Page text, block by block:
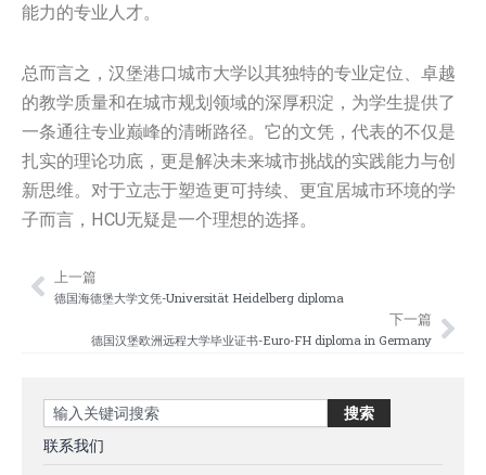
能力的专业人才。
总而言之，汉堡港口城市大学以其独特的专业定位、卓越
的教学质量和在城市规划领域的深厚积淀，为学生提供了
一条通往专业巅峰的清晰路径。它的文凭，代表的不仅是
扎实的理论功底，更是解决未来城市挑战的实践能力与创
新思维。对于立志于塑造更可持续、更宜居城市环境的学
子而言，HCU无疑是一个理想的选择。
Prev
上一篇
德国海德堡大学文凭-Universität Heidelberg diploma
下一篇
德国汉堡欧洲远程大学毕业证书-Euro-FH diploma in Germany
Search 搜索
联系我们